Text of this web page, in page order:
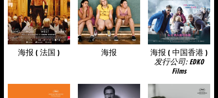
海报 ( 法国 ) 海报
海报 ( 中国香港 )
发行公司: EDKO
Films